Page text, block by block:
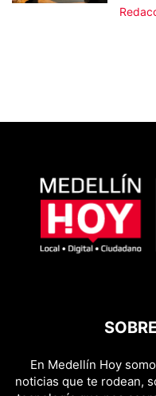
En Medellín Hoy
noticias que te rodean,